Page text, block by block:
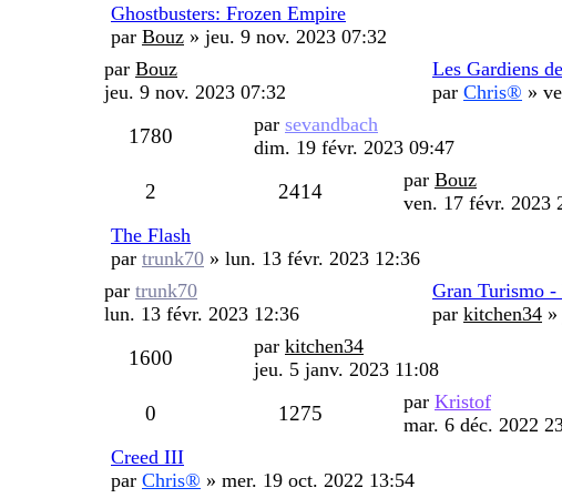
Ghostbusters: Frozen Empire
par Bouz » jeu. 9 nov. 2023 07:32
Dernier
message
par Bouz
jeu. 9 nov. 2023 07:32
Les Gardiens
par Chris® »
1780
Dernier
message
par sevandbach
dim. 19 févr. 2023 09:47
2 2414Vues
Dernier
message
par Bouz
ven. 17 févr. 2023
The Flash
par trunk70 » lun. 13 févr. 2023 12:36
Dernier
message
par trunk70
lun. 13 févr. 2023 12:36
Gran Turismo
par kitchen34 »
1600
Dernier
message
par kitchen34
jeu. 5 janv. 2023 11:08
0 1275
Dernier
message
par Kristof
mar. 6 déc. 2022
Creed III
par Chris® » mer. 19 oct. 2022 13:54